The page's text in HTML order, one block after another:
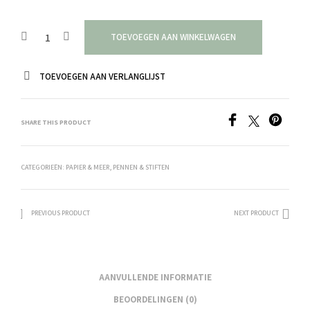
TOEVOEGEN AAN WINKELWAGEN
TOEVOEGEN AAN VERLANGLIJST
SHARE THIS PRODUCT
CATEGORIEËN: PAPIER & MEER, PENNEN & STIFTEN
PREVIOUS PRODUCT NEXT PRODUCT
AANVULLENDE INFORMATIE
BEOORDELINGEN (0)